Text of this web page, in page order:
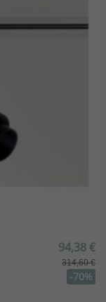
94,38 €
314,60 €
-70%